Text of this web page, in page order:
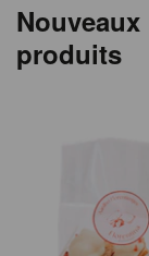
Nouveaux
produits